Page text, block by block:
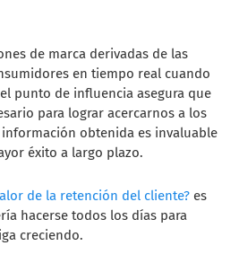
de marca derivadas de las
en tiempo real cuando
punto de influencia asegura que
para lograr acercarnos a los
obtenida es invaluable
éxito a largo plazo.
de la retención del cliente? es
hacerse todos los días para
creciendo.